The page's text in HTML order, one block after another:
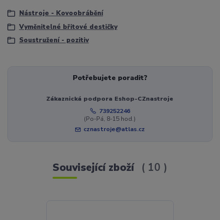
Nástroje - Kovoobrábění
Vyměnitelné břitové destičky
Soustružení - pozitiv
Potřebujete poradit?
Zákaznická podpora Eshop-CZnastroje
739252246
(Po-Pá, 8-15 hod.)
cznastroje@atlas.cz
Související zboží 10